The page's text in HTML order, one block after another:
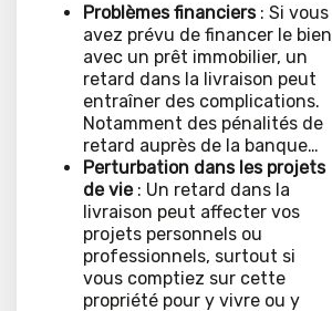
Problèmes financiers: Si vous
avez prévu de financer le bien
avec un prêt immobilier, un
retard dans la livraison peut
entraîner des complications.
Notamment des pénalités de
retard auprès de la banque…
Perturbation dans les projets
de vie: Un retard dans la
livraison peut affecter vos
projets personnels ou
professionnels, surtout si
vous comptiez sur cette
propriété pour y vivre ou y